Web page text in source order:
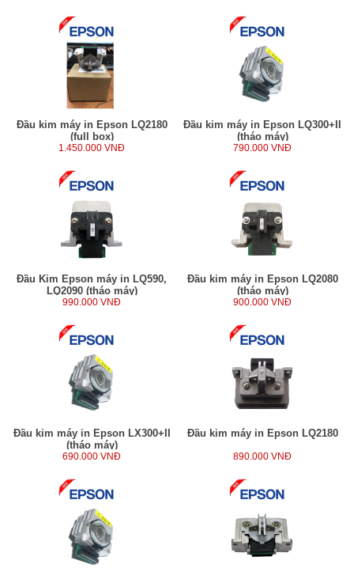
Đầu kim máy in Epson LQ2180
(full box)
1.450.000 VNĐ
Đầu kim máy in Epson LQ300+II
(tháo máy)
790.000 VNĐ
Đầu Kim Epson máy in LQ590,
LQ2090 (tháo máy)
990.000 VNĐ
Đầu kim máy in Epson LQ2080
(tháo máy)
900.000 VNĐ
Đầu kim máy in Epson LX300+II
(tháo máy)
690.000 VNĐ
Đầu kim máy in Epson LQ2180
890.000 VNĐ